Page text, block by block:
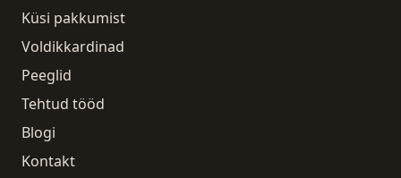
Küsi pakkumist
Voldikkardinad
Peeglid
Tehtud tööd
Blogi
Kontakt